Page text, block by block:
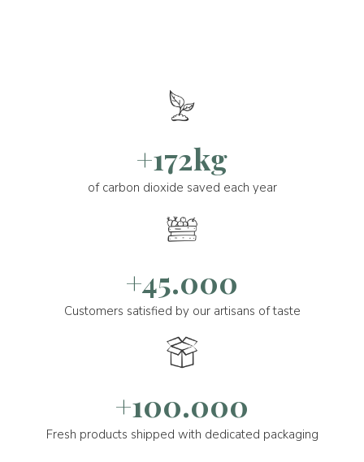
+172kg
of carbon dioxide saved each year
+45.000
Customers satisfied by our artisans of taste
+100.000
Fresh products shipped with dedicated packaging